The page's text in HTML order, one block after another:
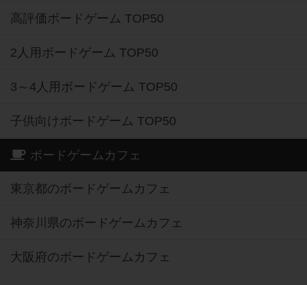
高評価ボードゲーム TOP50
2人用ボードゲーム TOP50
3～4人用ボードゲーム TOP50
子供向けボードゲーム TOP50
ボードゲームカフェ
東京都のボードゲームカフェ
神奈川県のボードゲームカフェ
大阪府のボードゲームカフェ